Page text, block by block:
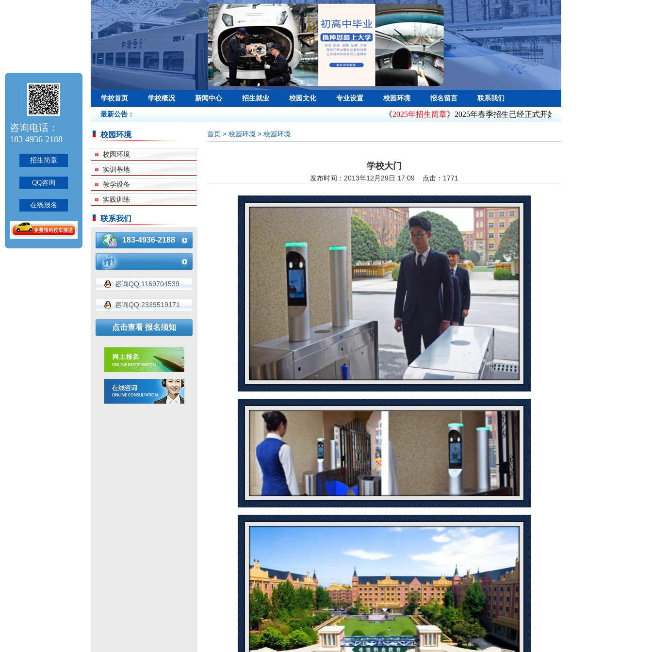
学校首页 学校概况 新闻中心 招生就业 校园文化 专业设置 校园环境 报名留言 联系我们
最新公告： 2025年招生简章》2025年春季招生已经正式开始，需符合相关招生要求即可报
校园环境
校园环境
实训基地
教学设备
实践训练
联系我们
183-4936-2188
咨询QQ:1169704539
咨询QQ:2339519171
点击查看 报名须知
首页 > 校园环境 > 校园环境
学校大门
发布时间：2013年12月29日 17:09 点击： 1771
咨询电话：
183 4936 2188
招生简章
QQ咨询
在线报名